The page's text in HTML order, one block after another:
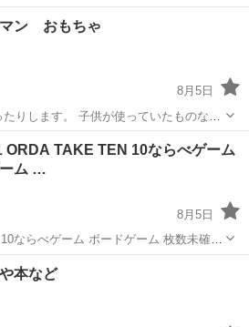
なく使えると思います。
おもちゃ
ン おもちゃ
8月5日
使っていたものなの
ます。
ORDA TAKE TEN 10ならべゲーム
ム …
8月5日
ならべゲーム ボードゲーム 枚数未確認
スレ、キズ、落としきれない汚れなどご
認ください ・お値引きは出...
現地
本など